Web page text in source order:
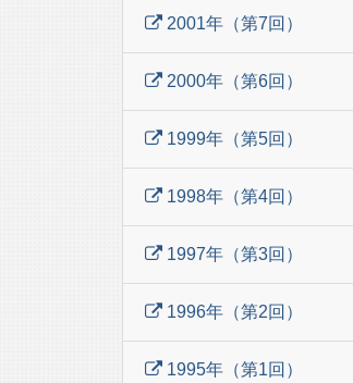
2001年（第7回）
2000年（第6回）
1999年（第5回）
1998年（第4回）
1997年（第3回）
1996年（第2回）
1995年（第1回）